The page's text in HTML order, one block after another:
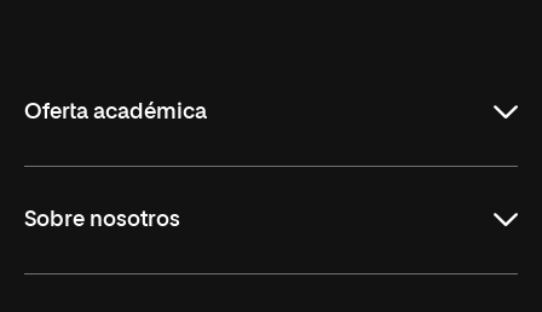
Oferta académica
Másteres Oficiales
Sobre nosotros